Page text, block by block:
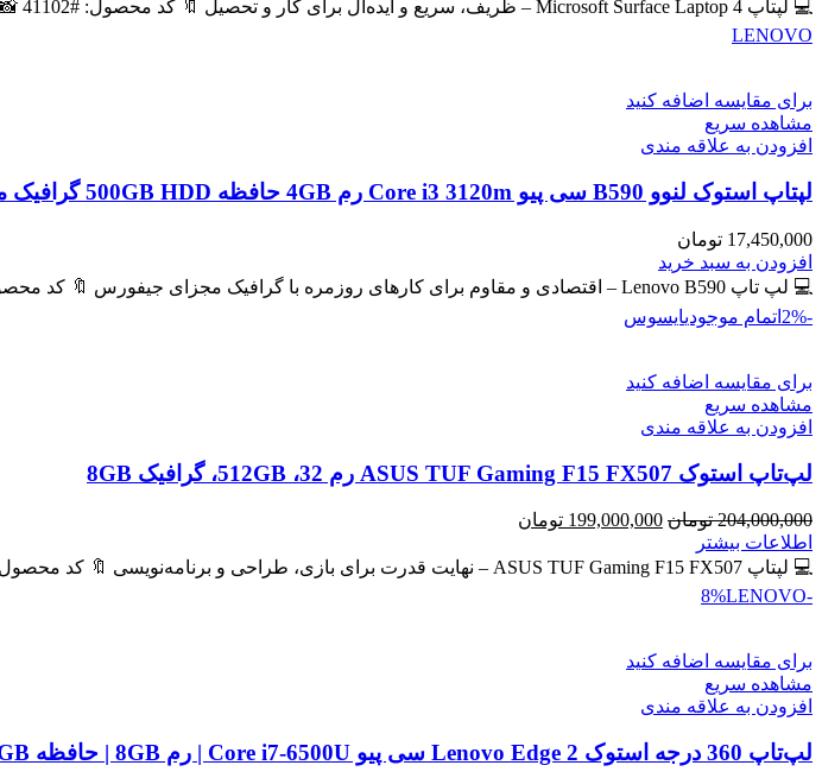
💻 لپتاپ Microsoft Surface Laptop 4 – ظریف، سریع و ایده‌آل برای کار و تحصیل 🔖 کد محصول: #41102 📸
LENOVO
برای مقایسه اضافه کنید
مشاهده سریع
افزودن به علاقه مندی
لپتاپ استوک لنوو B590 سی پیو Core i3 3120m رم 4GB حافظه 500GB HDD گرافیک مجزا
17,450,000 تومان
افزودن به سبد خرید
💻 لپ تاپ Lenovo B590 – اقتصادی و مقاوم برای کارهای روزمره با گرافیک مجزای جیفورس 🔖 کد محصول: #41129
-2%
اتمام موجودیایسوس
برای مقایسه اضافه کنید
مشاهده سریع
افزودن به علاقه مندی
لپ‌تاپ استوک ASUS TUF Gaming F15 FX507 رم 32، 512GB، گرافیک 8GB
204,000,000 تومان قیمت
204,000,000 تومان
199,000,000 تومان
199,000,000 تومان
اطلاعات بیشتر
💻 لپتاپ ASUS TUF Gaming F15 FX507 – نهایت قدرت برای بازی، طراحی و برنامه‌نویسی 🔖 کد محصول: #41134 💰
-8%
LENOVO
برای مقایسه اضافه کنید
مشاهده سریع
افزودن به علاقه مندی
لپ‌تاپ 360 درجه استوک Lenovo Edge 2 سی پیو Core i7-6500U | رم 8GB | حافظه SSD 256GB لمسی